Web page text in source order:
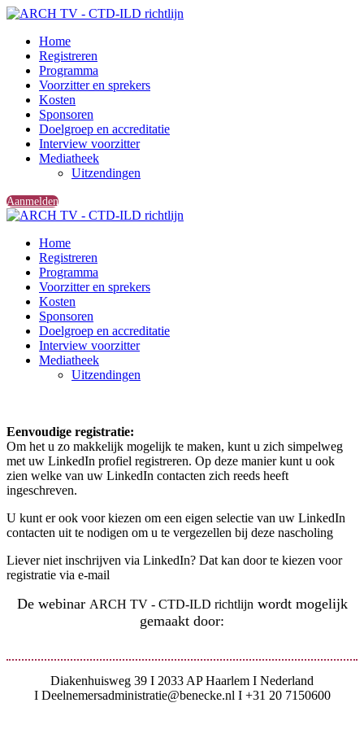
Home
Registreren
Programma
Voorzitter en sprekers
Kosten
Sponsoren
Doelgroep en accreditatie
Interview voorzitter
Mediatheek
Uitzendingen
Aanmelden
Home
Registreren
Programma
Voorzitter en sprekers
Kosten
Sponsoren
Doelgroep en accreditatie
Interview voorzitter
Mediatheek
Uitzendingen
Eenvoudige registratie:
Om het u zo makkelijk mogelijk te maken, kunt u zich simpelweg
met uw LinkedIn profiel registreren. Op deze manier kunt u ook
zien welke van uw LinkedIn contacten zich reeds heeft
ingeschreven.
U kunt er ook voor kiezen om een eigen selectie van uw LinkedIn
contacten uit te nodigen om u te vergezellen bij deze nascholing
Liever niet inschrijven via LinkedIn? Dat kan door te kiezen voor
registratie via e-mail
De webinar ARCH TV - CTD-ILD richtlijnwordt mogelijk
gemaakt door:
Diakenhuisweg 39 I 2033 AP Haarlem I Nederland
I Deelnemersadministratie@benecke.nl I +31 20 7150600